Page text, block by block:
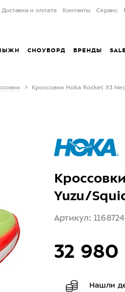
Доставка и оплата Контакты Сервис
СНОУБОРД БРЕНДЫ
Кроссовки Hoka Rocket X3
Yuzu/
Артикул:
32 980
Нашли